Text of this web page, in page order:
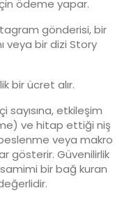
ödeme yapar.
gönderisi, bir
veya bir dizi Story
bir ücret alır.
etkileşim
ve hitap ettiği niş
veya makro
gösterir. Güvenilirlik
bir bağ kuran